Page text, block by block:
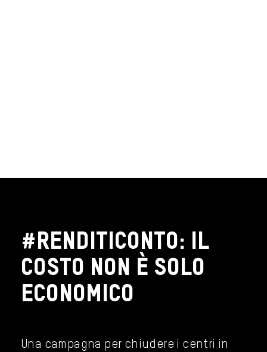
#RenditiConto: il
costo non è solo
economico
Una campagna per chiudere i centri in